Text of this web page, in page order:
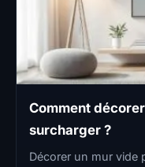
Comment
surcharger ?
Décorer un mur vide